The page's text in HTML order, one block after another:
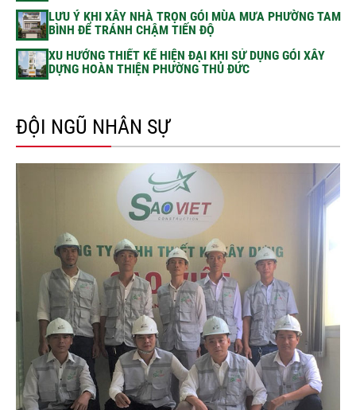
LƯU Ý KHI XÂY NHÀ TRỌN GÓI MÙA MƯA PHƯỜNG TAM
BÌNH ĐỂ TRÁNH CHẬM TIẾN ĐỘ
XU HƯỚNG THIẾT KẾ HIỆN ĐẠI KHI SỬ DỤNG GÓI XÂY
DỰNG HOÀN THIỆN PHƯỜNG THỦ ĐỨC
ĐỘI NGŨ NHÂN SỰ